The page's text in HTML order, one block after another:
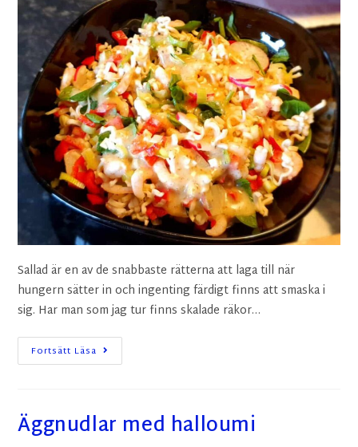
Sallad är en av de snabbaste rätterna att laga till när
hungern sätter in och ingenting färdigt finns att smaska i
sig. Har man som jag tur finns skalade räkor…
Fortsätt Läsa
Äggnudlar med halloumi